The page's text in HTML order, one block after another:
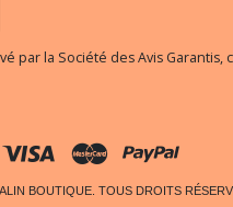
par la Société des Avis Garantis,
BOUTIQUE. TOUS DROITS